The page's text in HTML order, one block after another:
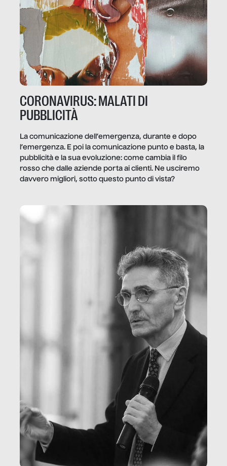
CORONAVIRUS: MALATI DI
PUBBLICITÀ
La comunicazione dell’emergenza, durante e dopo
l’emergenza. E poi la comunicazione punto e basta, la
pubblicità e la sua evoluzione: come cambia il filo
rosso che dalle aziende porta ai clienti. Ne usciremo
davvero migliori, sotto questo punto di vista?